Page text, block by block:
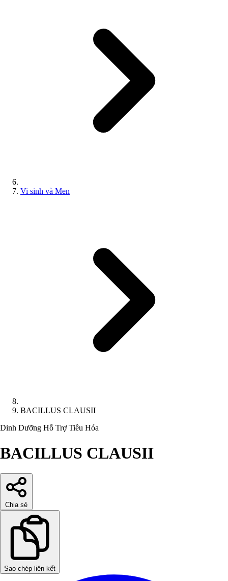
Vi sinh và Men
BACILLUS CLAUSII
Dinh Dưỡng Hỗ Trợ Tiêu Hóa
BACILLUS CLAUSII
Chia sẻ
Sao chép liên kết